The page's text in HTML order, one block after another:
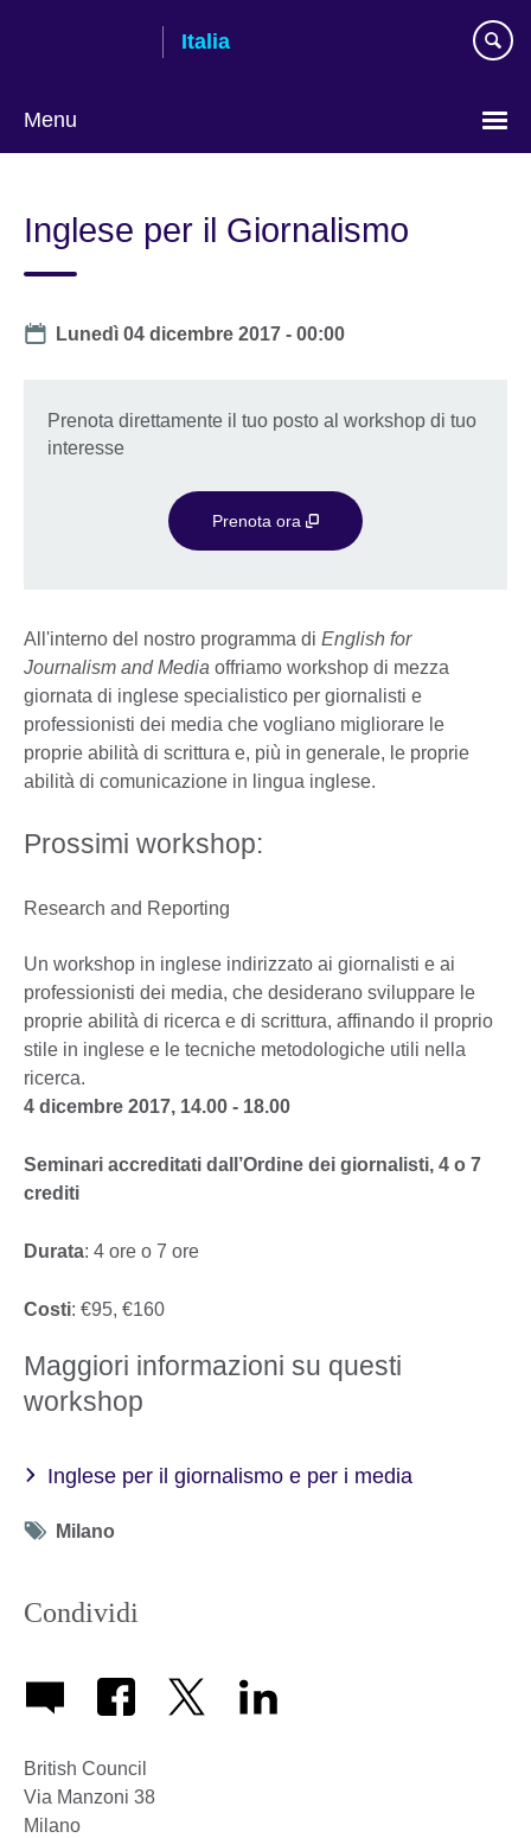
Italia
Menu
Inglese per il Giornalismo
Date
Lunedì 04 dicembre 2017 - 00:00
Prenota direttamente il tuo posto al workshop di tuo
interesse
Prenota ora
All'interno del nostro programma di English for
Journalism and Media offriamo workshop di mezza
giornata di inglese specialistico per giornalisti e
professionisti dei media che vogliano migliorare le
proprie abilità di scrittura e, più in generale, le proprie
abilità di comunicazione in lingua inglese.
Prossimi workshop:
Research and Reporting
Un workshop in inglese indirizzato ai giornalisti e ai
professionisti dei media, che desiderano sviluppare le
proprie abilità di ricerca e di scrittura, affinando il proprio
stile in inglese e le tecniche metodologiche utili nella
ricerca.
4 dicembre 2017, 14.00 - 18.00
Seminari accreditati dall’Ordine dei giornalisti, 4 o 7
crediti
Durata: 4 ore o 7 ore
Costi: €95, €160
Maggiori informazioni su questi
workshop
Inglese per il giornalismo e per i media
Tag
Milano
Condividi
British Council
Via Manzoni 38
Milano